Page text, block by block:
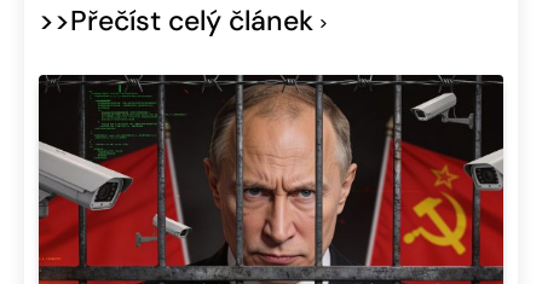
>>Přečíst celý článek